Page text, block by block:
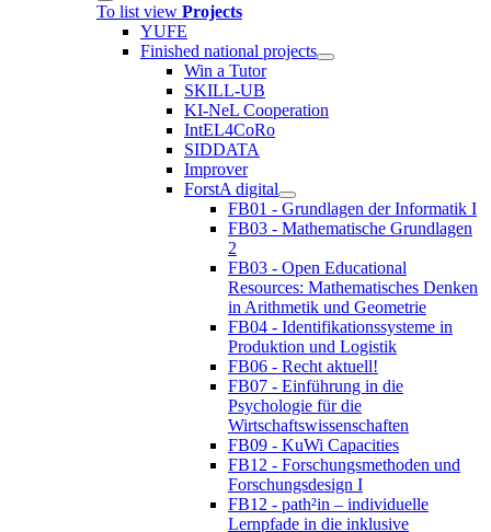
To list view Projects
YUFE
Finished national projects
Win a Tutor
SKILL-UB
KI-NeL Cooperation
IntEL4CoRo
SIDDATA
Improver
ForstA digital
FB01 - Grundlagen der Informatik I
FB03 - Mathematische Grundlagen
2
FB03 - Open Educational
Resources: Mathematisches Denken
in Arithmetik und Geometrie
FB04 - Identifikationssysteme in
Produktion und Logistik
FB06 - Recht aktuell!
FB07 - Einführung in die
Psychologie für die
Wirtschaftswissenschaften
FB09 - KuWi Capacities
FB12 - Forschungsmethoden und
Forschungsdesign I
FB12 - path²in – individuelle
Lernpfade in die inklusive